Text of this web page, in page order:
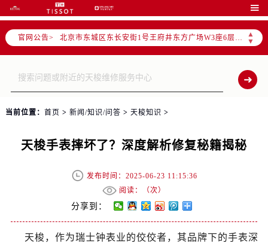

官网公告>
▲
▼
北京市朝阳区建国门外大街甲6号华熙国际中心D座11层1102室售后服务中心（需提前预约）
北京市东城区东长安街1号王府井东方广场W3座6层602室售后服务中心（需提前预约）
节假日正常营业！
当前位置： 首页 > 新闻/知识/问答 > 天梭知识 >
天梭手表摔坏了？深度解析修复秘籍揭秘
发布时间：2025-06-23 11:15:36
阅读：（次）
分享到：
天梭，作为瑞士钟表业的佼佼者，其品牌下的手表深